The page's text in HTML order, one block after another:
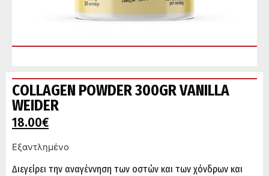
COLLAGEN POWDER 300GR VANILLA
WEIDER
18.00€
Εξαντλημένο
Διεγείρει την αναγέννηση των οστών και των χόνδρων και